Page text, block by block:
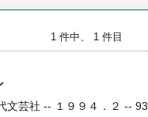
1 件中、 1 件目
芸社 -- １９９４．２ --